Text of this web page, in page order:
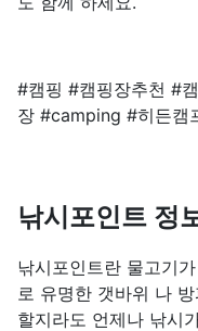
#캠핑 #캠핑장추천 #
장 #camping #히든캠
낚시포인트 정
낚시포인트란 물고기
로 유명한 갯바위 나
할지라도 언제나 낚시